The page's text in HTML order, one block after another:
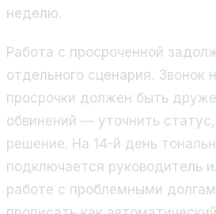
неделю.
Работа с просроченной
отдельного сценария. Звонок
просрочки должен быть
обвинений — уточнить
решение. На 14-й день
подключается руководитель
работе с проблемными